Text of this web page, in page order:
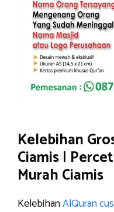
Kelebihan
Ciamis|
Murah Ciamis
KelebihanAlQuran